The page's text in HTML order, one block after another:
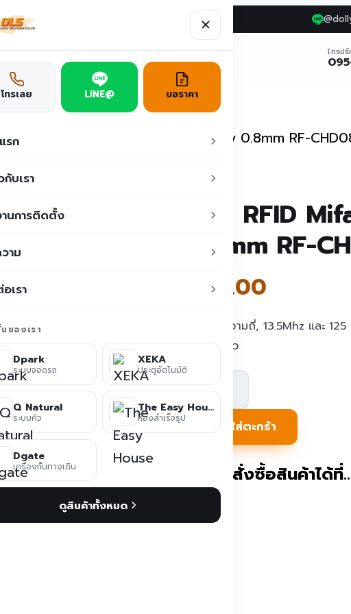
ชั่น ผลงาน บทความ ติดต่อเรา โทรป
โทรเลย LINE@ ขอราคา
รก
กับเรา
นการติดตั้ง
าม
เรา
ของเรา
Dpark
ระบบจอดรถ
XEKA
ประตูอัตโนมัติ
Q Natural
ระบบคิว
The Easy House
ห้องสำเร็จรูป
Dgate
เครื่องกั้นทางเดิน
ดูสินค้าทั้งหมด
เสริม บัตร RFID Mifare+Proximility 0.8mm RF-
บัตร RFID
0.8mm RF-
40.00
บัตร 2 ความถี่, 13.5Mhz และ
mm, สีขาว
จำนวน
บัตร
Mifare+Proximility
RF-
CHD0813125
หยิบใส่ตะกร้า
ติดต่อสั่งซื้อสินค้าได้ที่